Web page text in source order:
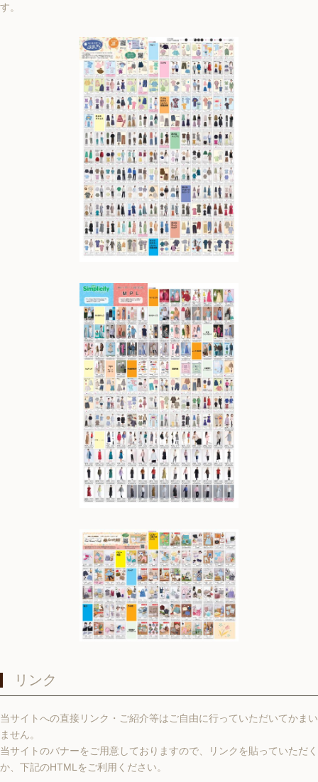
す。
リンク
当サイトへの直接リンク・ご紹介等はご自由に行っていただいてかまい
ません。
当サイトのバナーをご用意しておりますので、リンクを貼っていただく
か、下記のHTMLをご利用ください。